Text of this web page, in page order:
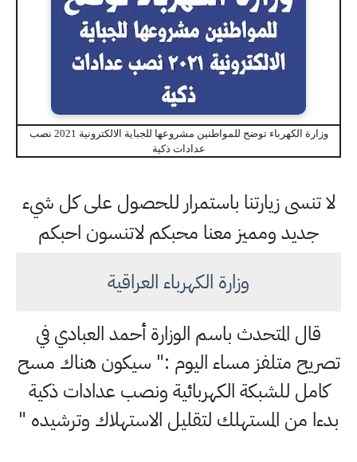
وزارة الكهرباء توضح للمواطنين مشروعها للجباية الالكترونية 2021 نصب
عدادات ذكية
لا تنسى زيارتنا باستمرار للحصول على كل شيء
جديد ومميز معنا محبكم لاتنسون احبكم
وزارة الكهرباء العراقية
قال المتحدث باسم الوزارة أحمد العبادي في
تصريح متلفز مساء اليوم :" سيكون هناك مسح
كامل للشبكة الكهربائية ونصب عدادات ذكية
بدءا من المستهلك لتقليل الاستهلاك وترشيده "